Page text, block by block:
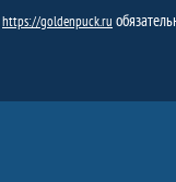
https://goldenpuck.ru